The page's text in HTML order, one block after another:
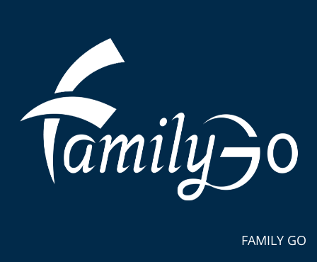
FAMILY GO